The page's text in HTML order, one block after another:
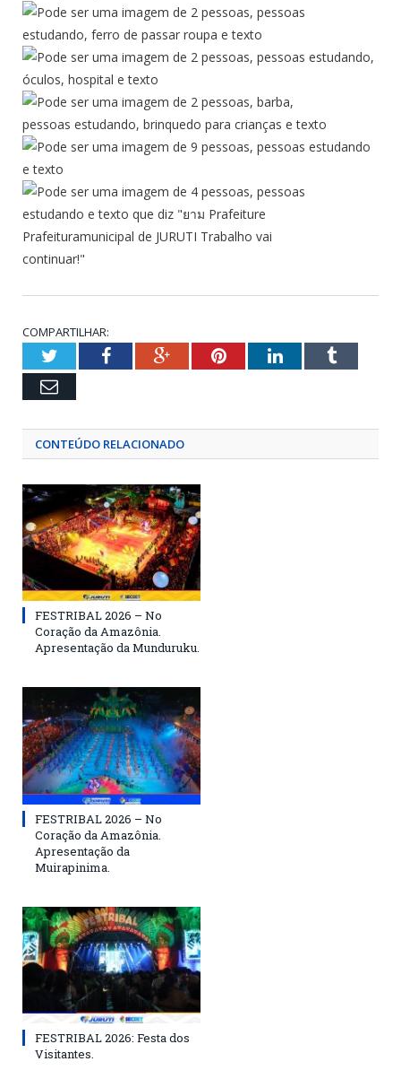
COMPARTILHAR:
TwitterFacebookGoogle+PinterestLinkedInTumblr
Email
CONTEÚDO RELACIONADO
FESTRIBAL 2026 – No
Coração da Amazônia.
Apresentação da Munduruku.
FESTRIBAL 2026 – No
Coração da Amazônia.
Apresentação da
Muirapinima.
FESTRIBAL 2026: Festa dos
Visitantes.